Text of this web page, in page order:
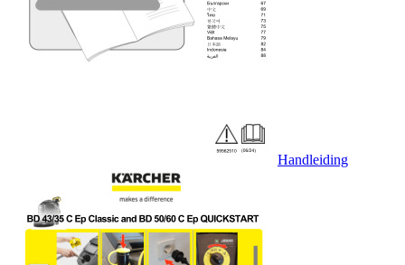
Handleiding